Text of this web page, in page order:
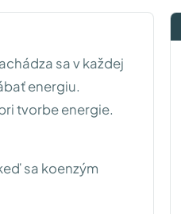
sa v každej
energiu.
tvorbe energie.
sa koenzým